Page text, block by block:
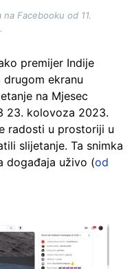
Facebooku od 11.
premijer Indije
ekranu
na Mjesec
23. kolovoza 2023.
radosti u prostoriji u
slijetanje. Ta snimka
događaja uživo (od